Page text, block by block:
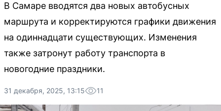
В Самаре вводятся два новых автобусных
маршрута и корректируются графики движения
на одиннадцати существующих. Изменения
также затронут работу транспорта в
новогодние праздники.
31 декабря, 2025, 13:15 11